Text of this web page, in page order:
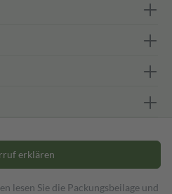
erklären
lesen Sie die Packungsbeilage und